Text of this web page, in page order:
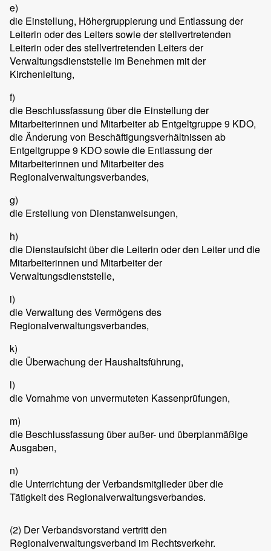
e)
die Einstellung, Höhergruppierung und Entlassung der
Leiterin oder des Leiters sowie der stellvertretenden
Leiterin oder des stellvertretenden Leiters der
Verwaltungsdienststelle im Benehmen mit der
Kirchenleitung,
f)
die Beschlussfassung über die Einstellung der
Mitarbeiterinnen und Mitarbeiter ab Entgeltgruppe 9 KDO,
die Änderung von Beschäftigungsverhältnissen ab
Entgeltgruppe 9 KDO sowie die Entlassung der
Mitarbeiterinnen und Mitarbeiter des
Regionalverwaltungsverbandes,
g)
die Erstellung von Dienstanweisungen,
h)
die Dienstaufsicht über die Leiterin oder den Leiter und die
Mitarbeiterinnen und Mitarbeiter der
Verwaltungsdienststelle,
i)
die Verwaltung des Vermögens des
Regionalverwaltungsverbandes,
k)
die Überwachung der Haushaltsführung,
l)
die Vornahme von unvermuteten Kassenprüfungen,
m)
die Beschlussfassung über außer- und überplanmäßige
Ausgaben,
n)
die Unterrichtung der Verbandsmitglieder über die
Tätigkeit des Regionalverwaltungsverbandes.
(2) Der Verbandsvorstand vertritt den
Regionalverwaltungsverband im Rechtsverkehr.